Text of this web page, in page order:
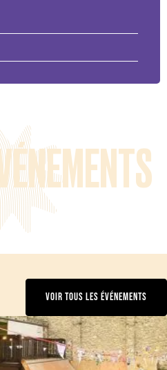
VOIR TOUS LES ÉVÉNEMENTS